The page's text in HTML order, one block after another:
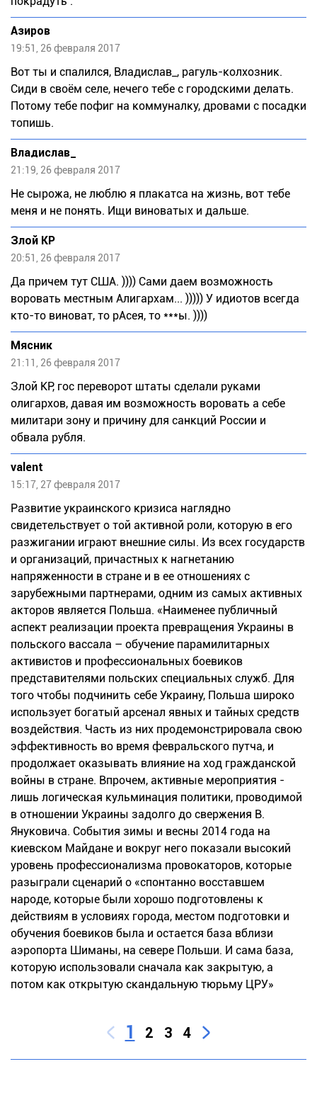
Азиров
19:51, 26 февраля 2017
Вот ты и спалился, Владислав_, рагуль-колхозник.
Сиди в своём селе, нечего тебе с городскими делать.
Потому тебе пофиг на коммуналку, дровами с посадки
топишь.
Влaдислав_
21:19, 26 февраля 2017
Не сырожа, не люблю я плакатса на жизнь, вот тебе
меня и не понять. Ищи виноватых и дальше.
Злой КР
20:51, 26 февраля 2017
Да причем тут США. )))) Сами даем возможность
воровать местным Алигархам... ))))) У идиотов всегда
кто-то виноват, то рАсея, то ***ы. ))))
Мясник
21:11, 26 февраля 2017
Злой КР, гос переворот штаты сделали руками
олигархов, давая им возможность воровать а себе
милитари зону и причину для санкций России и
обвала рубля.
valent
15:17, 27 февраля 2017
Развитие украинского кризиса наглядно
свидетельствует о той активной роли, которую в его
разжигании играют внешние силы. Из всех государств
и организаций, причастных к нагнетанию
напряженности в стране и в ее отношениях с
зарубежными партнерами, одним из самых активных
акторов является Польша. «Наименее публичный
аспект реализации проекта превращения Украины в
польского вассала – обучение парамилитарных
активистов и профессиональных боевиков
представителями польских специальных служб. Для
того чтобы подчинить себе Украину, Польша широко
использует богатый арсенал явных и тайных средств
воздействия. Часть из них продемонстрировала свою
эффективность во время февральского путча, и
продолжает оказывать влияние на ход гражданской
войны в стране. Впрочем, активные мероприятия -
лишь логическая кульминация политики, проводимой
в отношении Украины задолго до свержения В.
Януковича. События зимы и весны 2014 года на
киевском Майдане и вокруг него показали высокий
уровень профессионализма провокаторов, которые
разыграли сценарий о «спонтанно восставшем
народе, которые были хорошо подготовлены к
действиям в условиях города, местом подготовки и
обучения боевиков была и остается база вблизи
аэропорта Шиманы, на севере Польши. И сама база,
которую использовали сначала как закрытую, а
потом как открытую скандальную тюрьму ЦРУ»
1 2 3 4